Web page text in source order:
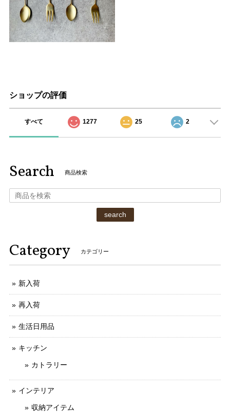
ショップの評価
すべて 1277 25 2
Search 商品検索
search
Category カテゴリー
新入荷
再入荷
生活日用品
キッチン
カトラリー
インテリア
収納アイテム